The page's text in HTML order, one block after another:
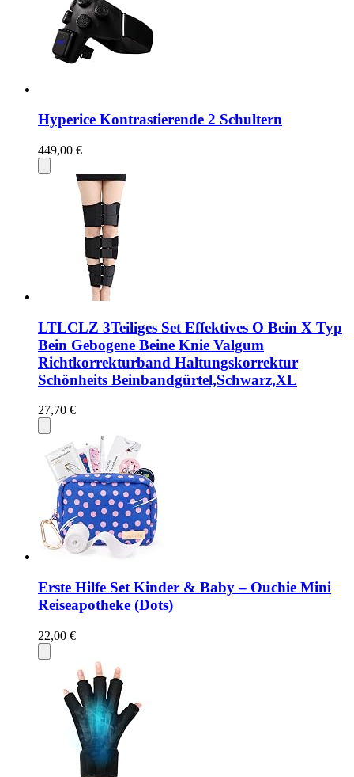
Hyperice Kontrastierende 2 Schultern
449,00 €
LTLCLZ 3Teiliges Set Effektives O Bein X Typ
Bein Gebogene Beine Knie Valgum
Richtkorrekturband Haltungskorrektur
Schönheits Beinbandgürtel,Schwarz,XL
27,70 €
Erste Hilfe Set Kinder & Baby – Ouchie Mini
Reiseapotheke (Dots)
22,00 €